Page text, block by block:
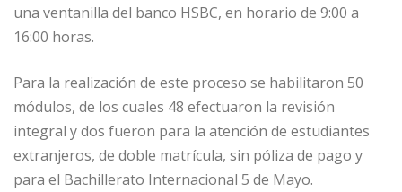
una ventanilla del banco HSBC, en horario de 9:00 a
16:00 horas.
Para la realización de este proceso se habilitaron 50
módulos, de los cuales 48 efectuaron la revisión
integral y dos fueron para la atención de estudiantes
extranjeros, de doble matrícula, sin póliza de pago y
para el Bachillerato Internacional 5 de Mayo.